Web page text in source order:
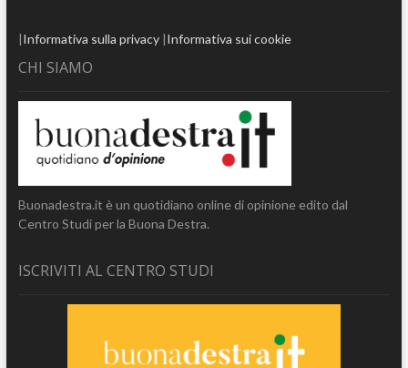
|Informativa sulla privacy|Informativa sui cookie
CHI SIAMO
Buonadestra.it è un quotidiano online di opinione edito dal
Centro Studi per la Buona Destra.
ISCRIVITI AL CENTRO STUDI